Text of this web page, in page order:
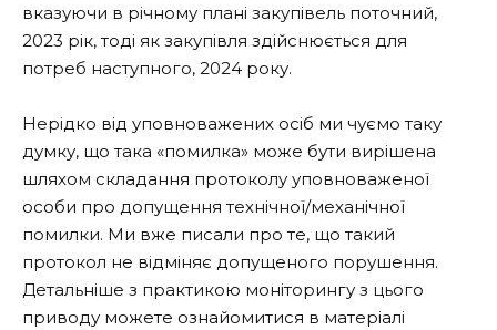
вказуючи в річному плані закупівель поточний,
2023 рік, тоді як закупівля здійснюється для
потреб наступного, 2024 року.
Нерідко від уповноважених осіб ми чуємо таку
думку, що така «помилка» може бути вирішена
шляхом складання протоколу уповноваженої
особи про допущення технічної/механічної
помилки. Ми вже писали про те, що такий
протокол не відміняє допущеного порушення.
Детальніше з практикою моніторингу з цього
приводу можете ознайомитися в матеріалі